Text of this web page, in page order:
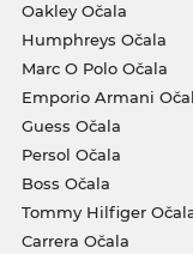
Oakley Očala
Humphreys Očala
Marc O Polo Očala
Emporio Armani
Guess Očala
Persol Očala
Boss Očala
Tommy Hilfiger
Carrera Očala